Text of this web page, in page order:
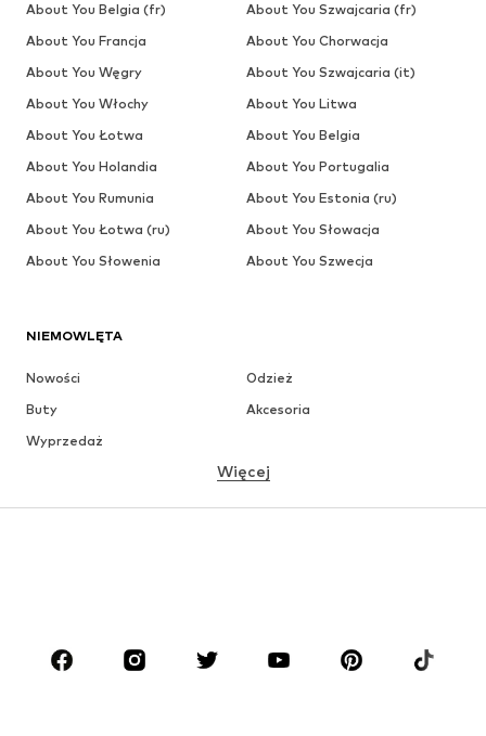
NIEMOWLĘTA
Nowości
Odzież
Buty
Akcesoria
Wyprzedaż
MARKI
Więcej
About You Belgia (fr)
About You Szwajcaria (fr)
About You Francja
About You Chorwacja
About You Węgry
About You Szwajcaria (it)
About You Włochy
About You Litwa
About You Łotwa
About You Belgia
About You Holandia
About You Portugalia
About You Rumunia
About You Estonia (ru)
About You Łotwa (ru)
About You Słowacja
About You Słowenia
About You Szwecja